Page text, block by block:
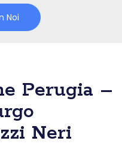
Noi
Perugia –
Neri